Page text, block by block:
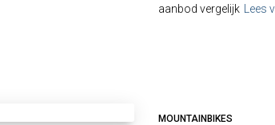
aanbod vergelijk
Lees
MOUNTAINBIKES